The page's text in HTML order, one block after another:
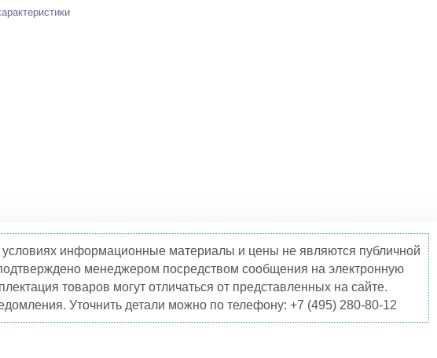
информационные материалы и цены не являются публичной
менеджером посредством сообщения на электронную
товаров могут отличаться от представленных на сайте.
Уточнить детали можно по телефону: +7 (495) 280-80-12